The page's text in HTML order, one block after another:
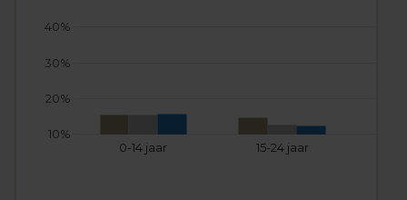
0-14 jaar 15-24 jaar
10%
20%
30%
40%